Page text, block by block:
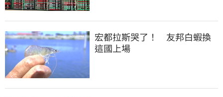
宏都拉斯哭了！ 友邦白蝦換
這國上場